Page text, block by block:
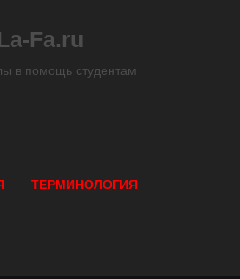
Fa.ru
в помощь студентам
ТЕРМИНОЛОГИЯ